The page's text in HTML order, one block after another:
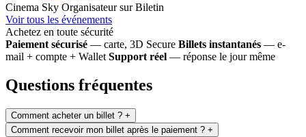
Cinema Sky Organisateur sur Biletin
Voir tous les événements
Achetez en toute sécurité
Paiement sécurisé — carte, 3D Secure Billets instantanés — e-
mail + compte + Wallet Support réel — réponse le jour même
Questions fréquentes
Comment acheter un billet ? +
Comment recevoir mon billet après le paiement ? +